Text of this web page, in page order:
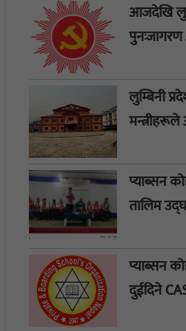
आजदेखि
लुम्बिनी
मन्त्रीहरूले
प्याब्सन
तालिम
प्याब्सन
दुईदिने